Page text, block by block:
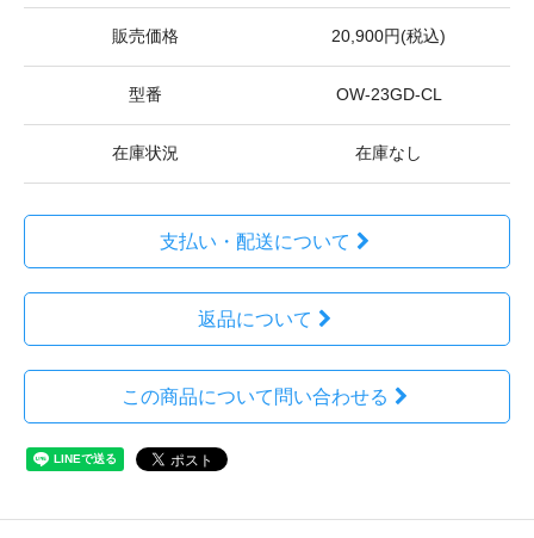
販売価格 20,900円(税込)
型番 OW-23GD-CL
在庫状況 在庫なし
支払い・配送について
返品について
この商品について問い合わせる